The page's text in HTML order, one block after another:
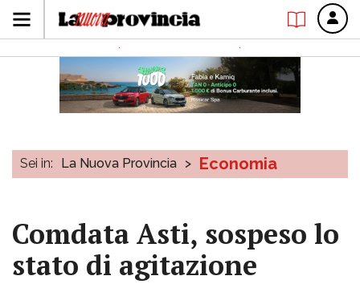
Sei in: La Nuova Provincia > Economia
Comdata Asti, sospeso lo
stato di agitazione